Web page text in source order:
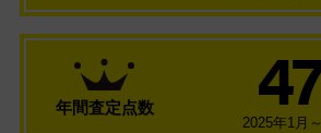
年間査定点数
2025年1月